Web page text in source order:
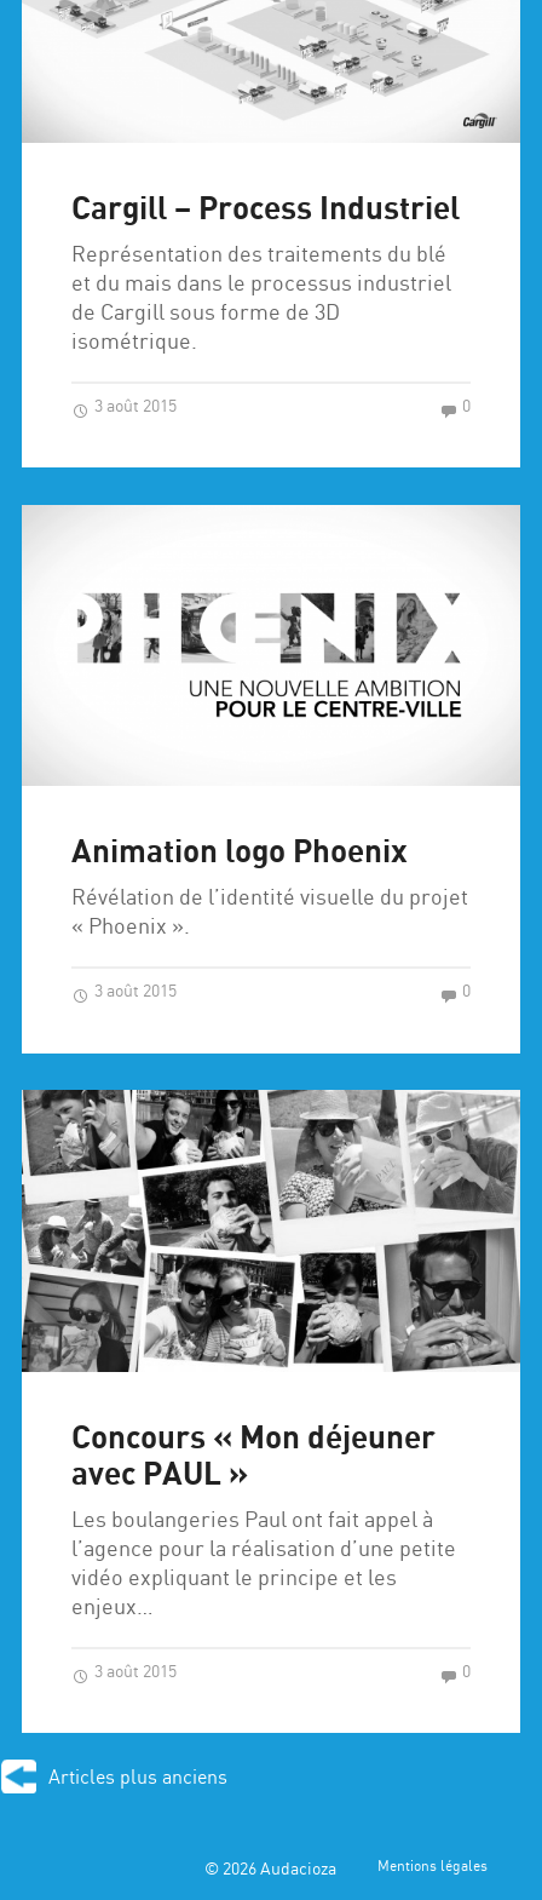
Cargill – Process Industriel
Représentation des traitements du blé
et du mais dans le processus industriel
de Cargill sous forme de 3D
isométrique.
3 août 2015 0
Animation logo Phoenix
Révélation de l’identité visuelle du projet
« Phoenix ».
3 août 2015 0
Concours « Mon déjeuner
avec PAUL »
Les boulangeries Paul ont fait appel à
l’agence pour la réalisation d’une petite
vidéo expliquant le principe et les
enjeux…
3 août 2015 0
Articles plus anciens
© 2026Audacioza Mentions légales